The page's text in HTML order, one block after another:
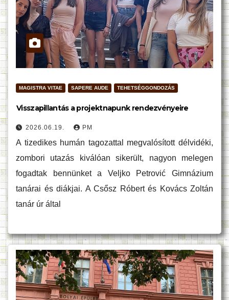
MAGISTRA VITAE SAPERE AUDE TEHETSÉGGONDOZÁS
Visszapillantás a projektnapunk rendezvényeire
2026.06.19. PM
A tizedikes humán tagozattal megvalósított délvidéki,
zombori utazás kiválóan sikerült, nagyon melegen
fogadtak bennünket a Veljko Petrović Gimnázium
tanárai és diákjai. A Csősz Róbert és Kovács Zoltán
tanár úr által